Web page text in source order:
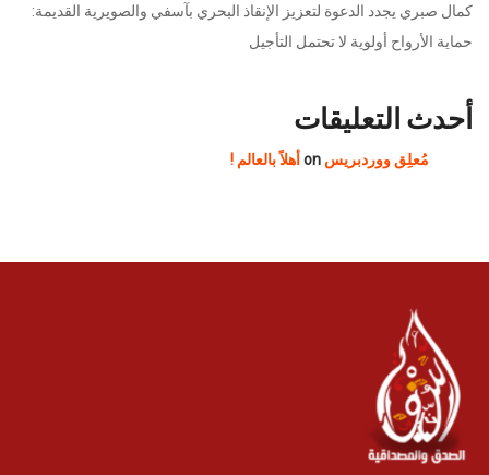
كمال صبري يجدد الدعوة لتعزيز الإنقاذ البحري بآسفي والصويرية القديمة:
حماية الأرواح أولوية لا تحتمل التأجيل
أحدث التعليقات
مُعلِق ووردبريس أهلاً بالعالم !